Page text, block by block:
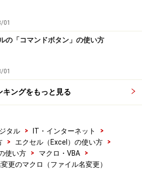
には「コピー先フォルダパス」
覧のファイル名」を使用して記述し
一覧」はB列にあるので、「i行2列
01
の「コマンドボタン」の使い方
01
キングをもっと見る
タル > IT・インターネット
>
> エクセル（Excel）の使い方
>
使い方
> マクロ・VBA
>
更のマクロ（ファイル名変更）